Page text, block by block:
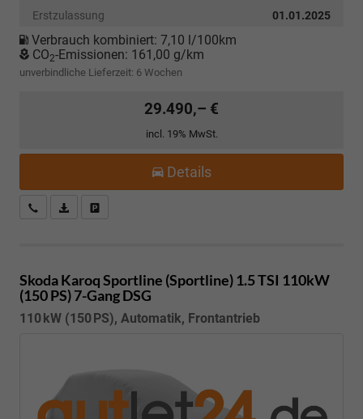
Erstzulassung
01.01.2025
Verbrauch kombiniert: 7,10 l/100km
CO2-Emissionen: 161,00 g/km
unverbindliche Lieferzeit: 6 Wochen
29.490,– €
incl. 19% MwSt.
Details
Kostenloser Rückruf-Service
PDF-Datei, Fahrzeugexposé drucken
Skoda KaroqSportline (Sportline) 1.5 TSI 110kW
(150 PS) 7-Gang DSG
110 kW (150 PS), Automatik, Frontantrieb